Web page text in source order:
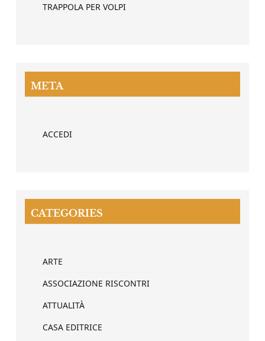
TRAPPOLA PER VOLPI
META
ACCEDI
CATEGORIES
ARTE
ASSOCIAZIONE RISCONTRI
ATTUALITÀ
CASA EDITRICE